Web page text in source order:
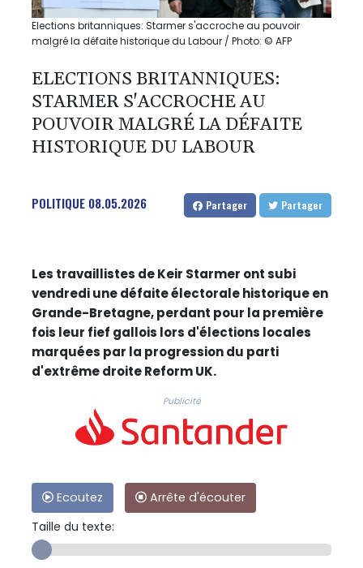
Elections britanniques: Starmer s'accroche au pouvoir
malgré la défaite historique du Labour / Photo: © AFP
ELECTIONS BRITANNIQUES:
STARMER S'ACCROCHE AU
POUVOIR MALGRÉ LA DÉFAITE
HISTORIQUE DU LABOUR
POLITIQUE 08.05.2026 Partager Partager
Les travaillistes de Keir Starmer ont subi
vendredi une défaite électorale historique en
Grande-Bretagne, perdant pour la première
fois leur fief gallois lors d'élections locales
marquées par la progression du parti
d'extrême droite Reform UK.
Publicité
Ecoutez
Arrête d'écouter
Taille du texte: